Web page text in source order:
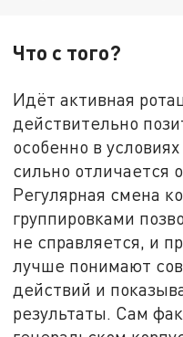
Что с того?
Идёт активная
действительно
особенно в
сильно отличается
Регулярная смена
группировками
не справляется, и
лучше понимают
действий и
результаты. Сам